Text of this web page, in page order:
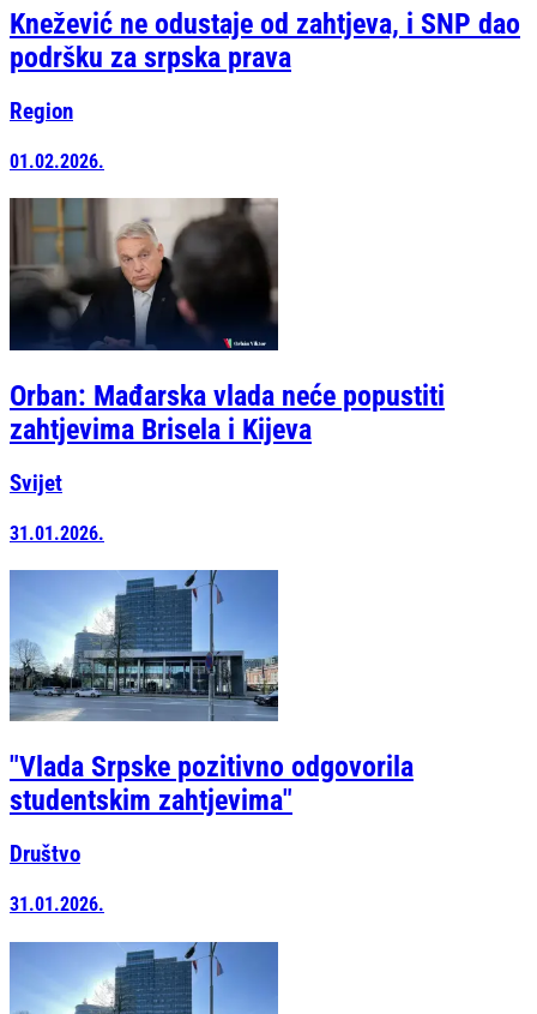
Knežević ne odustaje od zahtjeva, i SNP dao
podršku za srpska prava
Region
01.02.2026.
Orban: Mađarska vlada neće popustiti
zahtjevima Brisela i Kijeva
Svijet
31.01.2026.
"Vlada Srpske pozitivno odgovorila
studentskim zahtjevima"
Društvo
31.01.2026.